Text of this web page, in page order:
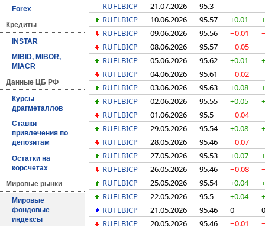
Forex
Кредиты
INSTAR
MIBID, MIBOR,
MIACR
Данные ЦБ РФ
Курсы
драгметаллов
Ставки
привлечения по
депозитам
Остатки на
корсчетах
Мировые рынки
Мировые
фондовые
индексы
RUFLBICP
21.07.2026
95.3
RUFLBICP
10.06.2026 95.57 +0.01
RUFLBICP
09.06.2026 95.56 −0.01
RUFLBICP
08.06.2026 95.57 −0.05
RUFLBICP
05.06.2026 95.62 +0.01
RUFLBICP
04.06.2026 95.61 −0.02
RUFLBICP
03.06.2026 95.63 +0.08
RUFLBICP
02.06.2026 95.55 +0.05
RUFLBICP
01.06.2026 95.5 −0.04
RUFLBICP
29.05.2026 95.54 +0.08
RUFLBICP
28.05.2026 95.46 −0.07
RUFLBICP
27.05.2026 95.53 +0.07
RUFLBICP
26.05.2026 95.46 −0.08
RUFLBICP
25.05.2026 95.54 +0.04
RUFLBICP
22.05.2026 95.5 +0.04
RUFLBICP
21.05.2026 95.46 0
RUFLBICP
20.05.2026 95.46 −0.01